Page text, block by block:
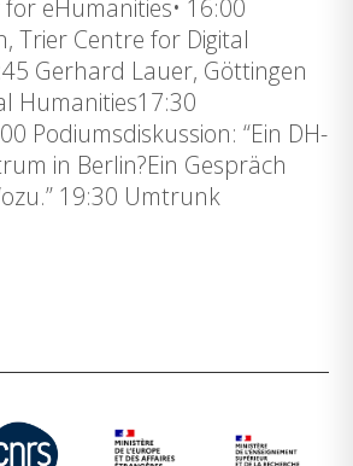
eHumanities• 16:00
Trier Centre for Digital
Gerhard Lauer, Göttingen
Humanities17:30
Podiumsdiskussion: “Ein DH-
in Berlin?Ein Gespräch
19:30 Umtrunk